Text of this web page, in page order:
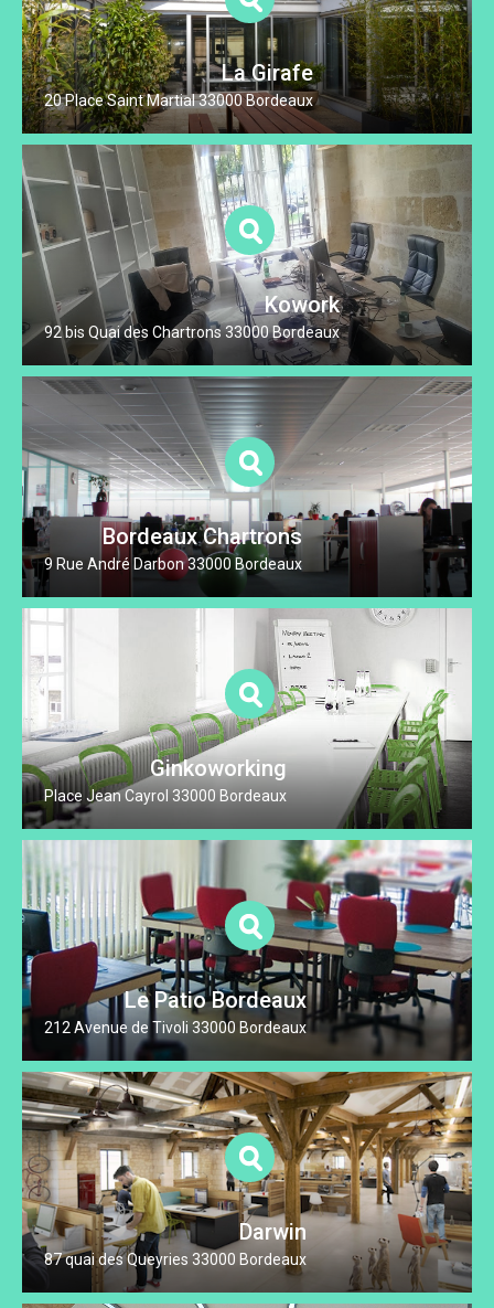
La Girafe
20 Place Saint Martial 33000 Bordeaux
Kowork
92 bis Quai des Chartrons 33000 Bordeaux
Bordeaux Chartrons
9 Rue André Darbon 33000 Bordeaux
Ginkoworking
Place Jean Cayrol 33000 Bordeaux
Le Patio Bordeaux
212 Avenue de Tivoli 33000 Bordeaux
Darwin
87 quai des Queyries 33000 Bordeaux